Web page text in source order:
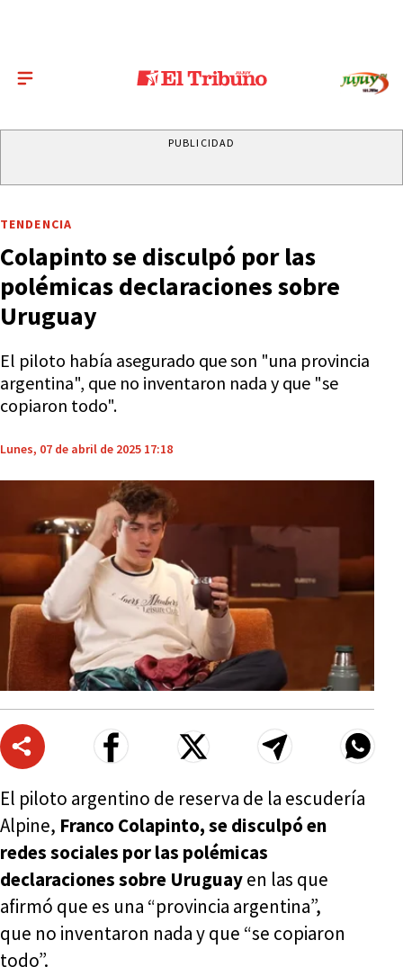
PUBLICIDAD
TENDENCIA
Colapinto se disculpó por las
polémicas declaraciones sobre
Uruguay
El piloto había asegurado que son "una provincia
argentina", que no inventaron nada y que "se
copiaron todo".
Lunes, 07 de abril de 2025 17:18
El piloto argentino de reserva de la escudería
Alpine, Franco Colapinto, se disculpó en
redes sociales por las polémicas
declaraciones sobre Uruguayen las que
afirmó que es una “provincia argentina”,
que no inventaron nada y que “se copiaron
todo”.